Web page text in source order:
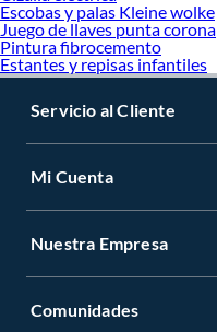
Escobas y palas Kleine wolke
Juego de llaves punta corona
Pintura fibrocemento
Estantes y repisas infantiles
Servicio al Cliente
Mi Cuenta
Nuestra Empresa
Comunidades